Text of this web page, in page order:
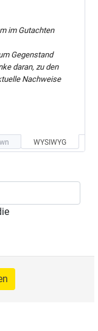
im Gutachten
Gegenstand
daran, zu den
Nachweise
WYSIWYG